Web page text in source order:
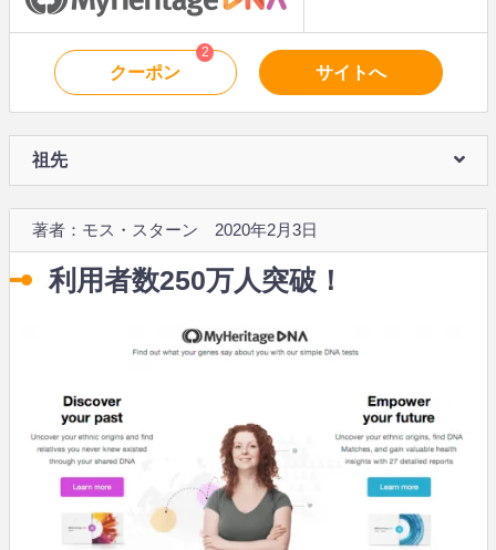
2
クーポン サイトへ
祖先
著者：モス・スターン 2020年2月3日
利用者数250万人突破！